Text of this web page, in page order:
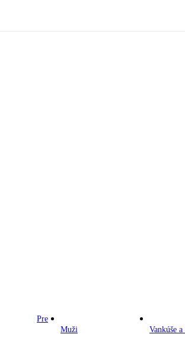
Pre
Muži Vankúše